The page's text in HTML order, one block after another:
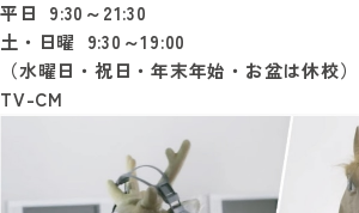
平日 9:30～21:30
土・日曜 9:30～19:00
（水曜日・祝日・年末年始・お盆は休校）
TV-CM